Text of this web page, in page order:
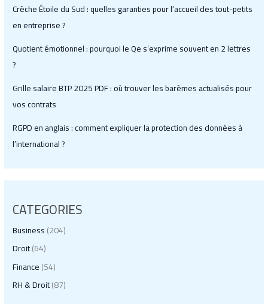
Crèche Étoile du Sud : quelles garanties pour l’accueil des tout-petits
en entreprise ?
Quotient émotionnel : pourquoi le Qe s’exprime souvent en 2 lettres
?
Grille salaire BTP 2025 PDF : où trouver les barèmes actualisés pour
vos contrats
RGPD en anglais : comment expliquer la protection des données à
l’international ?
CATEGORIES
Business(204)
Droit(64)
Finance(54)
RH & Droit(87)